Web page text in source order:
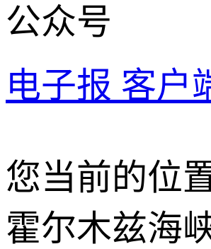
公众号
电子报 客户
您当前的位置
霍尔木兹海